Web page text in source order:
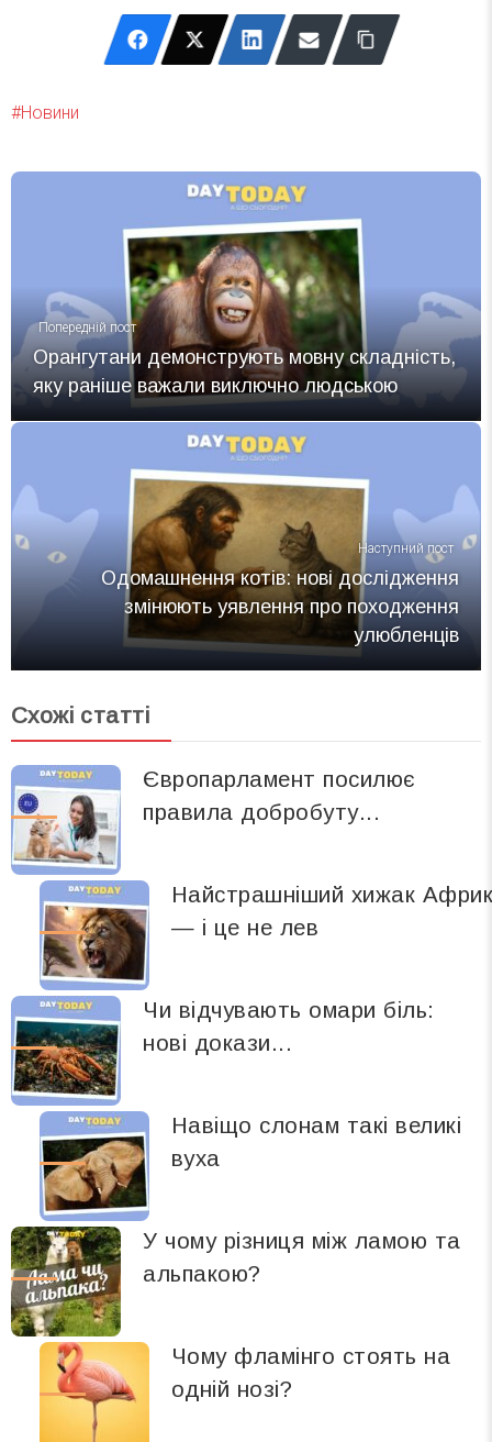
Новини
Попередній пост
Орангутани демонструють мовну складність,
яку раніше важали виключно людською
Наступний пост
Одомашнення котів: нові дослідження
змінюють уявлення про походження
улюбленців
Схожі статті
Європарламент посилює
правила добробуту...
Найстрашніший хижак
— і це не лев
Чи відчувають омари біль:
нові докази...
Навіщо слонам такі великі
вуха
У чому різниця між ламою та
альпакою?
Чому фламінго стоять на
одній нозі?